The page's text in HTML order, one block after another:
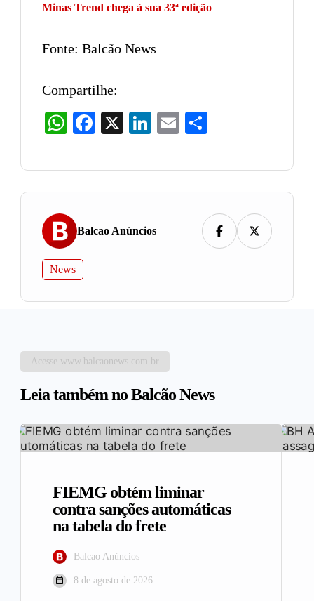
Minas Trend chega à sua 33ª edição
Fonte: Balcão News
Compartilhe:
WhatsAppFacebook LinkedIn
Email
Balcao Anúncios
News
Acesse www.balcaonews.com.br
Leia também no Balcão News
FIEMG obtém liminar
contra sanções automáticas
na tabela do frete
Balcao Anúncios
8 de agosto de 2026